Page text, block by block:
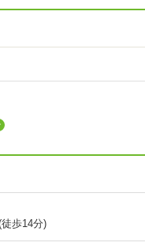
歩14分)